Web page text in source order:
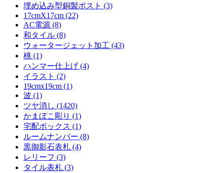
埋め込み型銅製ポスト (3)
17cmX17cm (22)
AC電源 (8)
和タイル (8)
ウォータージェット加工 (43)
桃 (1)
ハンマー仕上げ (4)
イラスト (2)
19cmx19cm (1)
波 (1)
ツヤ消し (1420)
かまぼこ彫り (1)
宅配ボックス (1)
ルームナンバー (8)
黒御影石表札 (4)
レリーフ (3)
タイル表札 (3)